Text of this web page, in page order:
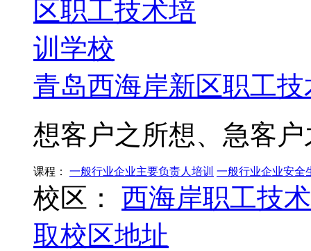
青岛西海岸新区职工
想客户之所想、急客
课程： 一般行业企业主要负责人培训 一般行业企业安全
校区：
西海岸职工技
取校区地址